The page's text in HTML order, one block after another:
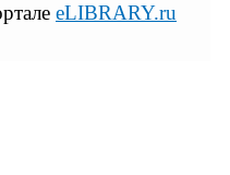
eLIBRARY.ru